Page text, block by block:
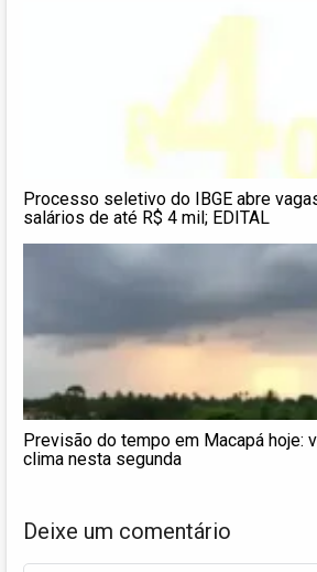
Processo seletivo do IBGE abre
salários de até R$ 4 mil; EDITAL
Previsão do tempo em Macapá hoje:
clima nesta segunda
Deixe um comentário